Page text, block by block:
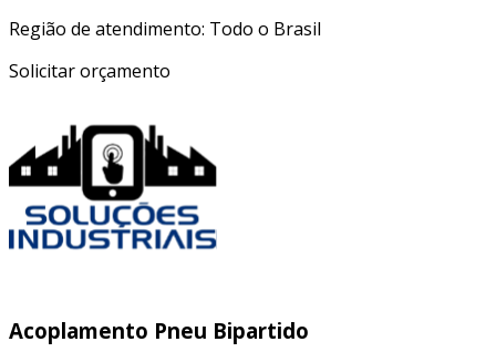
Região de atendimento: Todo o Brasil
Solicitar orçamento
Acoplamento Pneu Bipartido